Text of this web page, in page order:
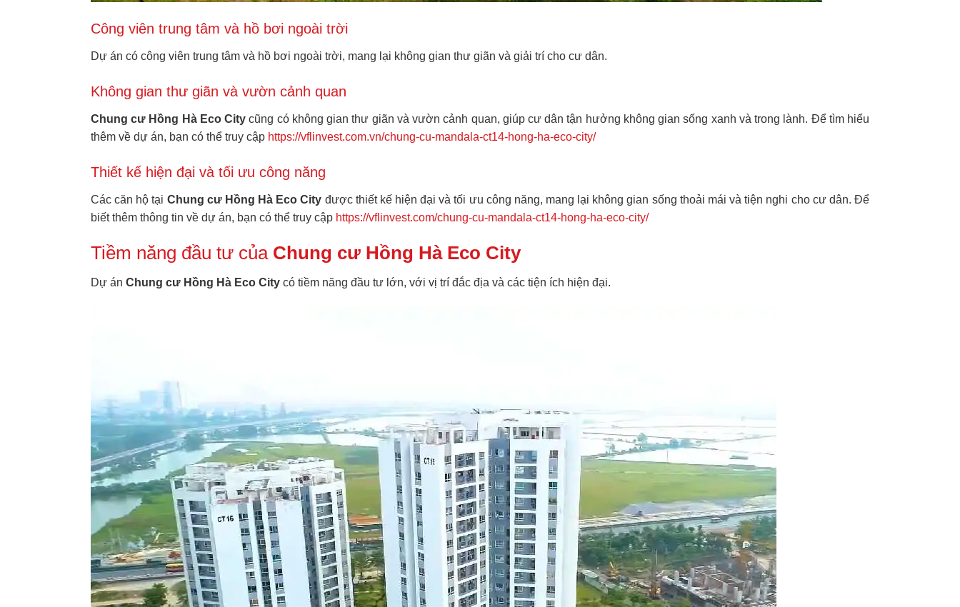
Công viên trung tâm và hồ bơi ngoài trời
Dự án có công viên trung tâm và hồ bơi ngoài trời, mang lại không gian thư giãn và giải trí cho cư dân.
Không gian thư giãn và vườn cảnh quan
Chung cư Hồng Hà Eco City cũng có không gian thư giãn và vườn cảnh quan, giúp cư dân tận hưởng không gian sống xanh và trong lành. Để tìm hiểu
thêm về dự án, bạn có thể truy cập https://vflinvest.com.vn/chung-cu-mandala-ct14-hong-ha-eco-city/
Thiết kế hiện đại và tối ưu công năng
Các căn hộ tại Chung cư Hồng Hà Eco City được thiết kế hiện đại và tối ưu công năng, mang lại không gian sống thoải mái và tiện nghi cho cư dân. Để
biết thêm thông tin về dự án, bạn có thể truy cập https://vflinvest.com/chung-cu-mandala-ct14-hong-ha-eco-city/
Tiềm năng đầu tư của Chung cư Hồng Hà Eco City
Dự án Chung cư Hồng Hà Eco City có tiềm năng đầu tư lớn, với vị trí đắc địa và các tiện ích hiện đại.